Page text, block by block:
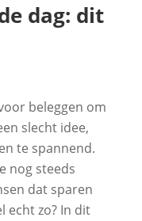
dag: dit
beleggen om
slecht idee,
te spannend.
nog steeds
dat sparen
echt zo? In dit